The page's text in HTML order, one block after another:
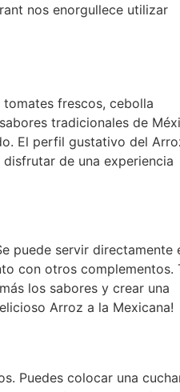
nos enorgullece utilizar
frescos, cebolla
tradicionales de
El perfil gustativo del
de una experiencia
puede servir directamente
con otros complementos.
los sabores y crear una
Arroz a la Mexicana!
Puedes colocar una